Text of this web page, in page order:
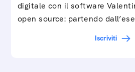
digitale con il software
open source: partendo
Iscriviti